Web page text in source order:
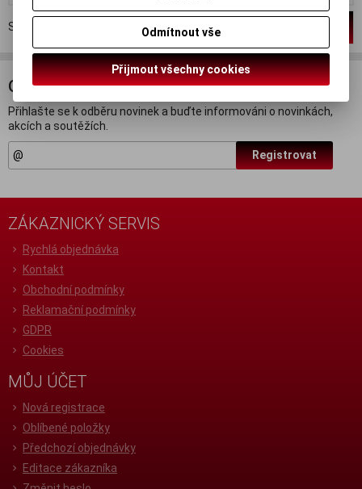
Strana záznamů
ODBĚR NOVINEK
Přihlašte se k odběru novinek a buďte informováni o novinkách,
akcích a soutěžích.
Registrovat
ZÁKAZNICKÝ SERVIS
Rychlá objednávka
Kontakt
Obchodní podmínky
Reklamační podmínky
GDPR
Cookies
MŮJ ÚČET
Nová registrace
Oblíbené položky
Předchozí objednávky
Editace zákazníka
Odmítnout vše
Přijmout všechny cookies